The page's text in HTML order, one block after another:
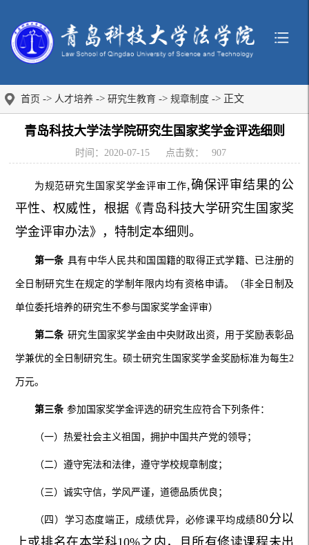
首页 -> 人才培养 -> 研究生教育 -> 规章制度 -> 正文
青岛科技大学法学院研究生国家奖学金评选细则
时间：2020-07-15 点击数： 907
为规范研究生国家奖学金评审工作,确保评审结果的公
平性、权威性，根据《青岛科技大学研究生国家奖
学金评审办法》，特制定本细则。
第一条 具有中华人民共和国国籍的取得正式学籍、已注册的
全日制研究生在规定的学制年限内均有资格申请。（非全日制及
单位委托培养的研究生不参与国家奖学金评审）
第二条 研究生国家奖学金由中央财政出资，用于奖励表彰品
学兼优的全日制研究生。硕士研究生国家奖学金奖励标准为每生2
万元。
第三条 参加国家奖学金评选的研究生应符合下列条件：
（一）热爱社会主义祖国，拥护中国共产党的领导；
（二）遵守宪法和法律，遵守学校规章制度；
（三）诚实守信，学风严谨，道德品质优良；
（四）学习态度端正，成绩优异，必修课平均成绩80分以
上或排名在本学科10%之内，且所有修读课程未出